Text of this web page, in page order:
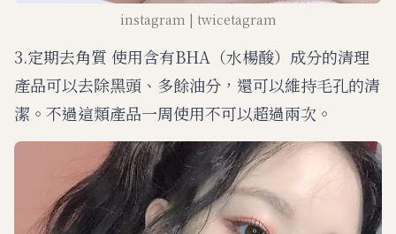
instagram | twicetagram
3.定期去角質 使用含有BHA（水楊酸）成分的清理
產品可以去除黑頭、多餘油分，還可以維持毛孔的清
潔。不過這類產品一周使用不可以超過兩次。